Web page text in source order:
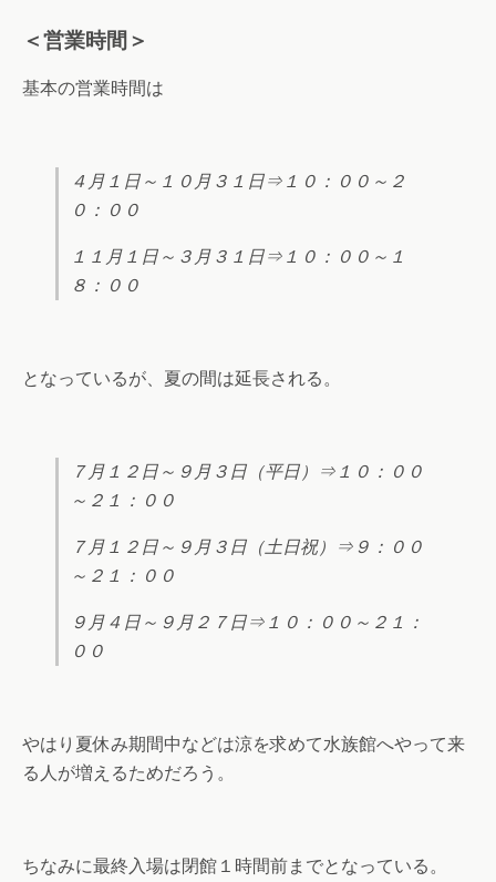
＜営業時間＞
基本の営業時間は
４月１日～１０月３１日⇒１０：００～２
０：００
１１月１日～３月３１日⇒１０：００～１
８：００
となっているが、夏の間は延長される。
７月１２日～９月３日（平日）⇒１０：００
～２１：００
７月１２日～９月３日（土日祝）⇒９：００
～２１：００
９月４日～９月２７日⇒１０：００～２１：
００
やはり夏休み期間中などは涼を求めて水族館へやって来
る人が増えるためだろう。
ちなみに最終入場は閉館１時間前までとなっている。